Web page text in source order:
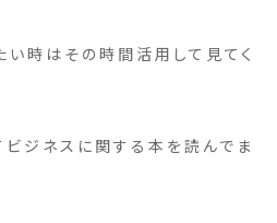
時はその時間活用して見てく
ジネスに関する本を読んでま